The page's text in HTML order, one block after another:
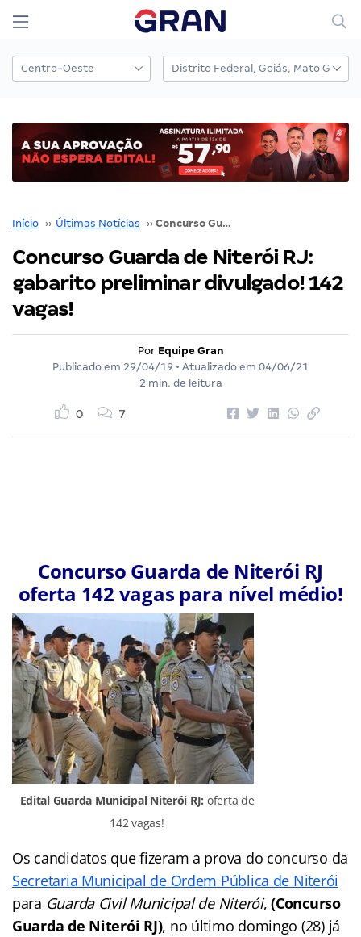
Início ›› Últimas Notícias ›› Concurso Guarda de Niterói RJ: gabarito preliminar divulgado! 142 vagas!
Concurso Guarda de Niterói RJ:
gabarito preliminar divulgado! 142
vagas!
Por Equipe Gran
Publicado em 29/04/19 • Atualizado em 04/06/21
2 min. de leitura
0 7
Concurso Guarda de Niterói RJ
oferta 142 vagas para nível médio!
Edital Guarda Municipal Niterói RJ: oferta de
142 vagas!
Os candidatos que fizeram a prova do concurso da
Secretaria Municipal de Ordem Pública de Niterói
para Guarda Civil Municipal de Niterói,(Concurso
Guarda de Niterói RJ), no último domingo (28) já